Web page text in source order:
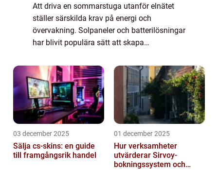
Att driva en sommarstuga utanför elnätet
ställer särskilda krav på energi och
övervakning. Solpaneler och batterilösningar
har blivit populära sätt att skapa
03 december 2025
Sälja cs-skins: en guide
till framgångsrik handel
01 december 2025
Hur verksamheter
utvärderar Sirvoy-
bokningssystem och